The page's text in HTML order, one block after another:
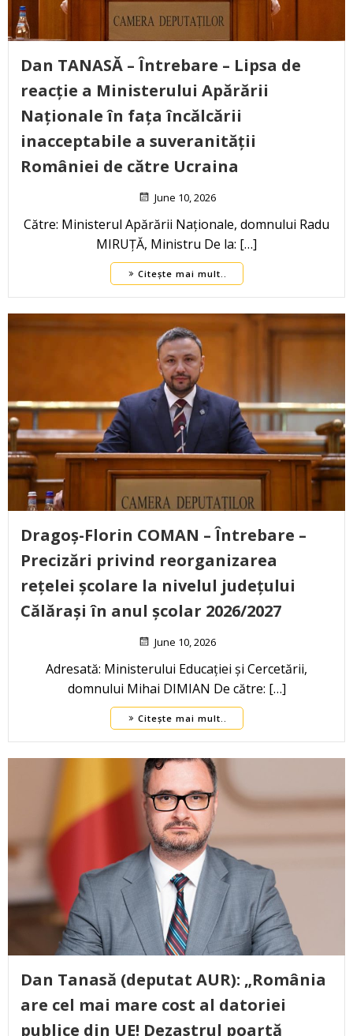
Dan TANASĂ – Întrebare – Lipsa de
reacție a Ministerului Apărării
Naționale în fața încălcării
inacceptabile a suveranității
României de către Ucraina
June 10, 2026
Către: Ministerul Apărării Naționale, domnului Radu
MIRUȚĂ, Ministru De la: […]
Citește mai mult..
Dragoș-Florin COMAN – Întrebare –
Precizări privind reorganizarea
rețelei școlare la nivelul județului
Călărași în anul școlar 2026/2027
June 10, 2026
Adresată: Ministerului Educației și Cercetării,
domnului Mihai DIMIAN De către: […]
Citește mai mult..
Dan Tanasă (deputat AUR): „România
are cel mai mare cost al datoriei
publice din UE! Dezastrul poartă